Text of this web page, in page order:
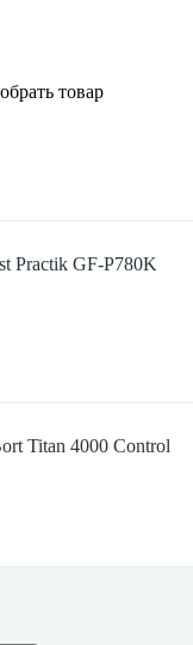
товар
Practik GF-P780K
Titan 4000 Control